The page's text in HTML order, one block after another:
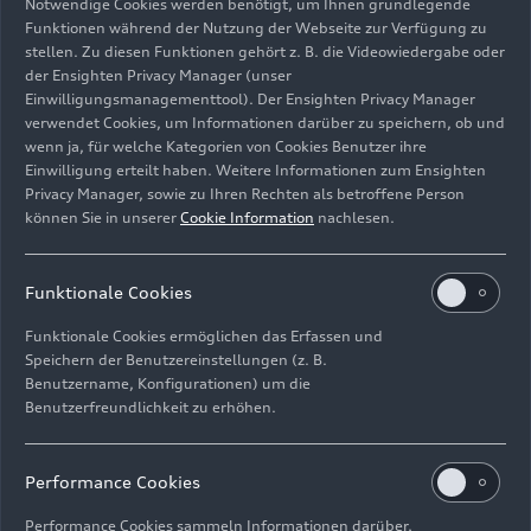
Cockpit
Bild-Nr: A186321 · Copyright: AUDI AG
Rechte: Verwendung für Pressezwecke honorarfrei
ImpressumRechtliches
Hinweisgebersystem
Notwendige Cookies werden benötigt, um Ihnen grundlegende
Funktionen während der Nutzung der Webseite zur Verfügung zu
stellen. Zu diesen Funktionen gehört z. B. die Videowiedergabe oder
der Ensighten Privacy Manager (unser
Einwilligungsmanagementtool). Der Ensighten Privacy Manager
verwendet Cookies, um Informationen darüber zu speichern, ob und
wenn ja, für welche Kategorien von Cookies Benutzer ihre
Einwilligung erteilt haben. Weitere Informationen zum Ensighten
Privacy Manager, sowie zu Ihren Rechten als betroffene Person
können Sie in unserer Cookie Information nachlesen.
Funktionale Cookies
Funktionale Cookies ermöglichen das Erfassen und
Speichern der Benutzereinstellungen (z. B.
Benutzername, Konfigurationen) um die
Benutzerfreundlichkeit zu erhöhen.
Performance Cookies
Performance Cookies sammeln Informationen darüber,